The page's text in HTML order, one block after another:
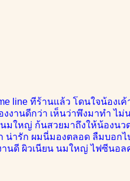
line ทีร้านแล้ว โดนใจน้องเ
านดีกว่า เห็นว่าพึงมาทำ ไม่
มใหญ่ ก้นสวยมาถึงให้น้องนว
น่ารัก ผมนี่มองตลอด ลืมบอก
านดี ผิวเนียน นมใหญ่ ไฟซีนอล